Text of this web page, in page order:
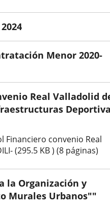
Menor 2020-
Real Valladolid
convenio Real
(295.5 KB ) (8 páginas)
la Organización y
Murales Urbanos""